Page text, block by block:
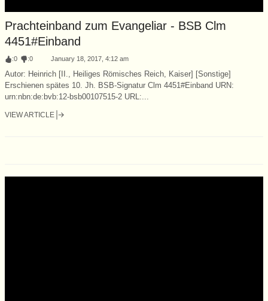
Prachteinband zum Evangeliar - BSB Clm
4451#Einband
:0 :0 January 18, 2017, 4:12 am
Autor: Heinrich [II., Heiliges Römisches Reich, Kaiser] [Sonstige]
Erschienen spätes 10. Jh. BSB-Signatur Clm 4451#Einband URN:
urn:nbn:de:bvb:12-bsb00107515-2 URL:...
VIEW ARTICLE